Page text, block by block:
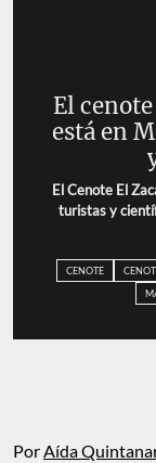
El
está en
El Cenote El
turistas y
CENOTE
PorAída